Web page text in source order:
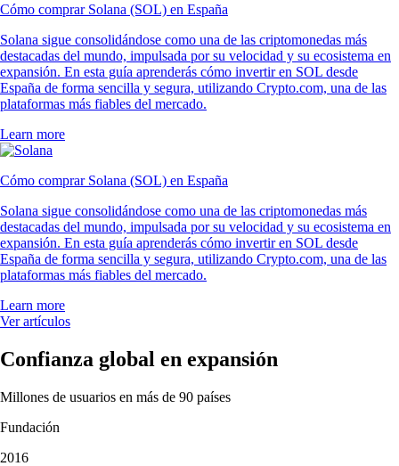
Cómo comprar Solana (SOL) en España
Solana sigue consolidándose como una de las criptomonedas más
destacadas del mundo, impulsada por su velocidad y su ecosistema en
expansión. En esta guía aprenderás cómo invertir en SOL desde
España de forma sencilla y segura, utilizando Crypto.com, una de las
plataformas más fiables del mercado.
Learn more
Cómo comprar Solana (SOL) en España
Solana sigue consolidándose como una de las criptomonedas más
destacadas del mundo, impulsada por su velocidad y su ecosistema en
expansión. En esta guía aprenderás cómo invertir en SOL desde
España de forma sencilla y segura, utilizando Crypto.com, una de las
plataformas más fiables del mercado.
Learn more
Ver artículos
Confianza global en expansión
Millones de usuarios en más de 90 países
Fundación
2016